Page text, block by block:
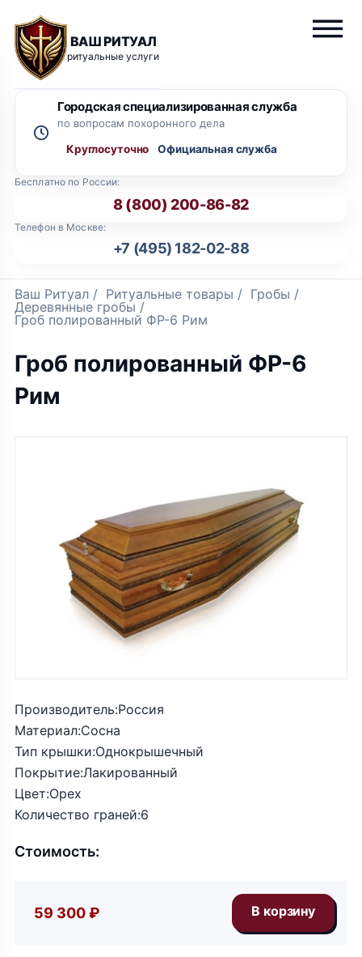
ВАШ РИТУАЛ
ритуальные услуги
Бесплатно по России:
8 (800) 200-86-82
Телефон в Москве:
+7 (495) 182-02-88
Городская специализированная служба
по вопросам похоронного дела
Круглосуточно
Ваш Ритуал / Ритуальные товары / Гробы /
Деревянные гробы /
Гроб полированный ФР-6 Рим
Гроб полированный ФР-6
Рим
Производитель:Россия
Материал:Сосна
Тип крышки:Однокрышечный
Покрытие:Лакированный
Цвет:Орех
Количество граней:6
Стоимость:
59 300 ₽